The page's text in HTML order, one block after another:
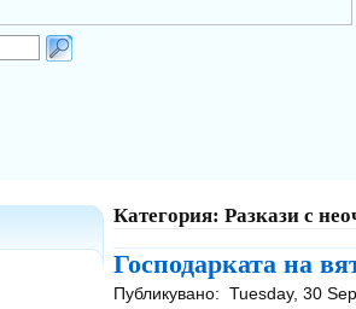
Категория: Разкази с
Господарката на
Публикувано: Tuesday, 30